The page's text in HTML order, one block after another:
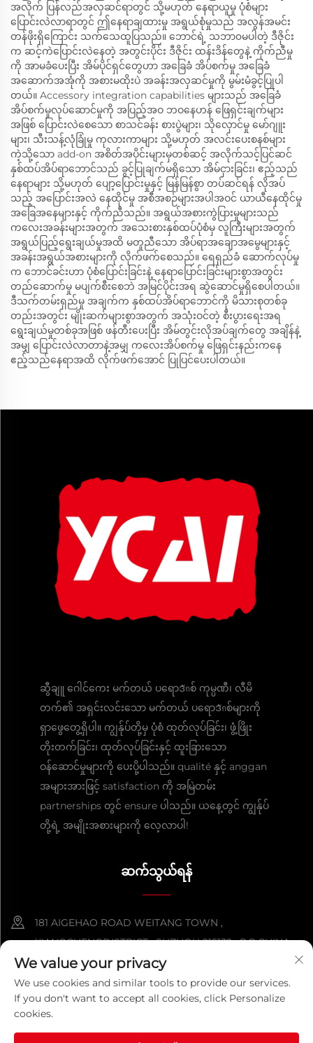
အလိုက် ပြန်လည်အလှဆင်ရာတွင် သို့မဟုတ် နေရာယူမှု ပုံစံများ
ပြောင်းလဲလာရာတွင် ဤနေရာချထားမှု အရွယ်စုံမှုသည် အလွန်အမင်း
တန်ဖိုးရှိကြောင်း သက်သေထူပြသည်။ ဘောင်ရဲ့ သဘာ၀မပါတဲ့ ဒီဇိုင်း
က ဆင့်ကဲပြောင်းလဲနေတဲ့ အတွင်းပိုင်း ဒီဇိုင်း ထန်းဒိန်တွေနဲ့ ကိုက်ညီမှု
ကို အာမခံပေးပြီး အိမ်ပိုင်ရှင်တွေဟာ အခြေခံ အိပ်စက်မှု အခြေခံ
အဆောက်အအုံကို အစားမထိုးပဲ အခန်းအလှဆင်မှုကို မွမ်းမံခွင့်ပြုပါ
တယ်။ Accessory integration capabilities များသည် အခြေခံ
အိပ်စက်မှုလုပ်ဆောင်မှုကို အပြည့်အဝ ဘဝနေဟန် ဖြေရှင်းချက်များ
အဖြစ် ပြောင်းလဲစေသော စာသင်ခန်း စားပွဲများ၊ သိုလှောင်မှု မော်ဂျူး
များ၊ သီးသန့်လုံခြုံမှု ကုလားကာများ သို့မဟုတ် အလင်းပေးစနစ်များ
ကဲ့သို့သော add-on အစိတ်အပိုင်းများမှတစ်ဆင့် အလိုက်သင့်ပြင်ဆင်
နှစ်ထပ်အိပ်ရာဘောင်သည် ခွင့်ပြုချက်မရှိသော အိမ်ငှားခြင်း၊ ဧည့်သည်
နေရာများ သို့မဟုတ် ပျော့ပြောင်းမှုနှင့် မြန်မြန်စွာ တပ်ဆင်ရန် လိုအပ်
သည့် အပြောင်းအလဲ နေထိုင်မှု အစီအစဉ်များအပါအဝင် ယာယီနေထိုင်မှု
အခြေအနေများနှင့် ကိုက်ညီသည်။ အရွယ်အစားကွဲပြားမှုများသည်
ကလေးအခန်းများအတွက် အသေးစားနှစ်ထပ်ပုံစံမှ လူကြီးများအတွက်
အရွယ်ပြည့်ရွေးချယ်မှုအထိ မတူညီသော အိပ်ရာအချောအမွေများနှင့်
အခန်းအရွယ်အစားများကို လိုက်ဖက်စေသည်။ ရေရှည်ခံ ဆောက်လုပ်မှု
က ဘောင်ခင်းဟာ ပုံစံပြောင်းခြင်းနဲ့ နေရာပြောင်းခြင်းများစွာအတွင်း
တည်ဆောက်မှု မပျက်စီးစေဘဲ အမြင်ပိုင်းအရ ဆွဲဆောင်မှုရှိစေပါတယ်။
ဒီသက်တမ်းရှည်မှု အချက်က နှစ်ထပ်အိပ်ရာဘောင်ကို မိသားစုတစ်ခု
တည်းအတွင်း မျိုးဆက်များစွာအတွက် အသုံးဝင်တဲ့ စီးပွားရေးအရ
ရွေးချယ်မှုတစ်ခုအဖြစ် ဖန်တီးပေးပြီး အိမ်တွင်းလိုအပ်ချက်တွေ အချိန်နဲ့
အမျှ ပြောင်းလဲလာတာနဲ့အမျှ ကလေးအိပ်စက်မှု ဖြေရှင်းနည်းကနေ
ဧည့်သည်နေရာအထိ လိုက်ဖက်အောင် ပြုပြင်ပေးပါတယ်။
ဆွီချူ ဂေါင်ကေး မက်တယ် ပရောဒักစ် ကုမ္ပဏီ၊ လီမိ
တက်၏ အရှင်းလင်းသော မက်တယ် ပရောဒักစ်များကို
ရှာဖွေတွေ့ရှိပါ။ ကျွန်ုပ်တို့မှ ပုံစံ ထုတ်လုပ်ခြင်း၊ ဖွံ့ဖြိုး
တိုးတက်ခြင်း၊ ထုတ်လုပ်ခြင်းနှင့် ထူးခြားသော
ဝန်ဆောင်မှုများကို ပေးပို့ပါသည်။ qualité နှင့် anggan
အများအားဖြင့် satisfaction ကို အမြဲတမ်း
partnerships တွင် ensure ပါသည်။ ယနေ့တွင် ကျွန်ုပ်
တို့ရဲ့ အမျိုးအစားများကို လေ့လာပါ!
ဆက်သွယ်ရန်
181 AIGEHAO ROAD WEITANG TOWN ,
XIANGCHENGDISTRICT , SUZHOU 215132 , P.R.CHINA
+86-152 5000 0863
[email protected]
We value your privacy
We use cookies and similar tools to provide our services.
If you don't want to accept all cookies, click Personalize
cookies.